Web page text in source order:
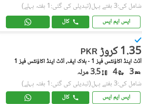
شامل کی:3 ہفتے پہل (تبدیلی کی گئی:1 ہفتہ پہلے)
ایس ایم ایس کال
PKR 1.35 کروڑ
آڈٹ اینڈ اکاؤنٹس فیز 1 - بلاک ایف, آڈٹ اینڈ اکاؤنٹس فیز 1
3
4 3.5 مرلہ
شامل کی:3 ہفتے پہل (تبدیلی کی گئی:1 ہفتہ پہلے)
ایس ایم ایس کال